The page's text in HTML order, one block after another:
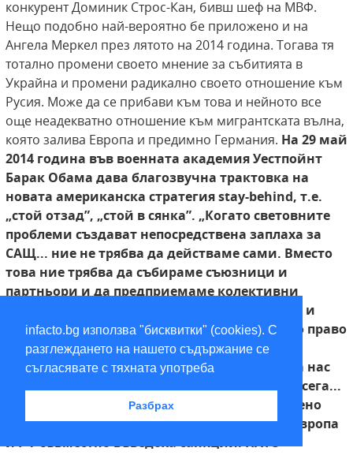
infacto.bg използва "бисквитки" (cookies). С
разглеждането на нашето съдържание се
съгласявате с тяхната употреба
Разбрах
конкурент Доминик Строс-Кан, бивш шеф на МВФ.
Нещо подобно най-вероятно бе приложено и на
Ангела Меркел през лятото на 2014 година. Тогава тя
тотално промени своето мнение за събитията в
Украйна и промени радикално своето отношение към
Русия. Може да се прибави към това и нейното все
още неадекватно отношение към мигрантската вълна,
която залива Европа и предимно Германия. На 29 май
2014 година във военната академия Уестпойнт
Барак Обама дава благозвучна трактовка на
новата американска стратегия stay-behind, т.е.
„стой отзад”, „стой в сянка”. „Когато световните
проблеми създават непосредствена заплаха за
САЩ... ние не трябва да действаме сами. Вместо
това ние трябва да събираме съюзници и
партньори и да предприемаме колективни
мерки... дипломация и развитие... санкции и
изолация... позоваване намеждународното право
и международни военни операции, ако е
справедливо, необходимо и ефективно...
На нас
ни е нужна мобилизация на партньорите... сега...
нашата способност да формираме обществено
мнение ни позволи да изолираме Русия... Европа
и Г-7 съвместно въведоха санкции. НАТО